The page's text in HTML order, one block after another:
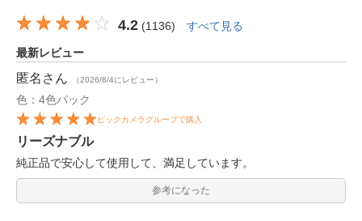
4.2 (1136) すべて見る
最新レビュー
匿名 さん （2026/8/4にレビュー）
色：4色パック
ビックカメラグループで購入
リーズナブル
純正品で安心して使用して、満足しています。
参考になった